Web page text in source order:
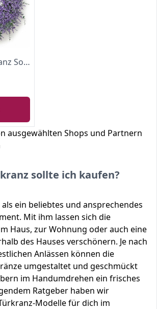
Betylifoy Türkranz Sommerkranz Künstliche Lavendelkranz Türkranz 58 cm
ausgewählten Shops und Partnern
sollte ich kaufen?
ein beliebtes und ansprechendes
Mit ihm lassen sich die
Haus, zur Wohnung oder auch eine
des Hauses verschönern. Je nach
Anlässen können die
umgestaltet und geschmückt
im Handumdrehen ein frisches
Ratgeber haben wir
Modelle für dich im